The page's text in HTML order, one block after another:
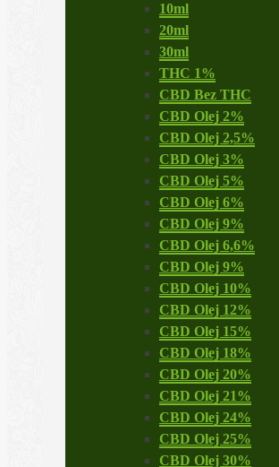
10ml
20ml
30ml
THC 1%
CBD Bez THC
CBD Olej 2%
CBD Olej 2,5%
CBD Olej 3%
CBD Olej 5%
CBD Olej 6%
CBD Olej 9%
CBD Olej 6,6%
CBD Olej 9%
CBD Olej 10%
CBD Olej 12%
CBD Olej 15%
CBD Olej 18%
CBD Olej 20%
CBD Olej 21%
CBD Olej 24%
CBD Olej 25%
CBD Olej 30%